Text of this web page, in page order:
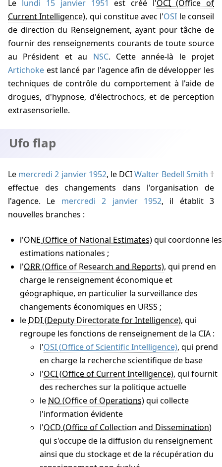
Le lundi 15 janvier 1951 est créé l'OCI
, qui constitue avec l'OSI le conseil
de direction du Renseignement, ayant pour tâche de
fournir des renseignements courants de toute source
au Président et au NSC. Cette année-là le projet
Artichoke est lancé par l'agence afin de développer les
techniques de contrôle du comportement à l'aide de
drogues, d'hypnose, d'électrochocs, et de perception
extrasensorielle.
Ufo flap
Le mercredi 2 janvier 1952, le DCIWalter Bedell Smith
effectue des changements dans l'organisation de
l'agence. Le mercredi 2 janvier 1952, il établit 3
nouvelles branches :
l'ONE
qui coordonne les
estimations nationales ;
l'ORR
, qui prend en
charge le renseignement économique et
géographique, en particulier la surveillance des
changements économiques en URSS ;
le DDI
, qui
regroupe les fonctions de renseignement de la CIA :
l'OSI
, qui prend
en charge la recherche scientifique de base
l'OCI
, qui fournit
des recherches sur la politique actuelle
le NO
qui collecte
l'information évidente
l'OCD
qui s'occupe de la diffusion du renseignement
ainsi que du stockage et de la récupération du